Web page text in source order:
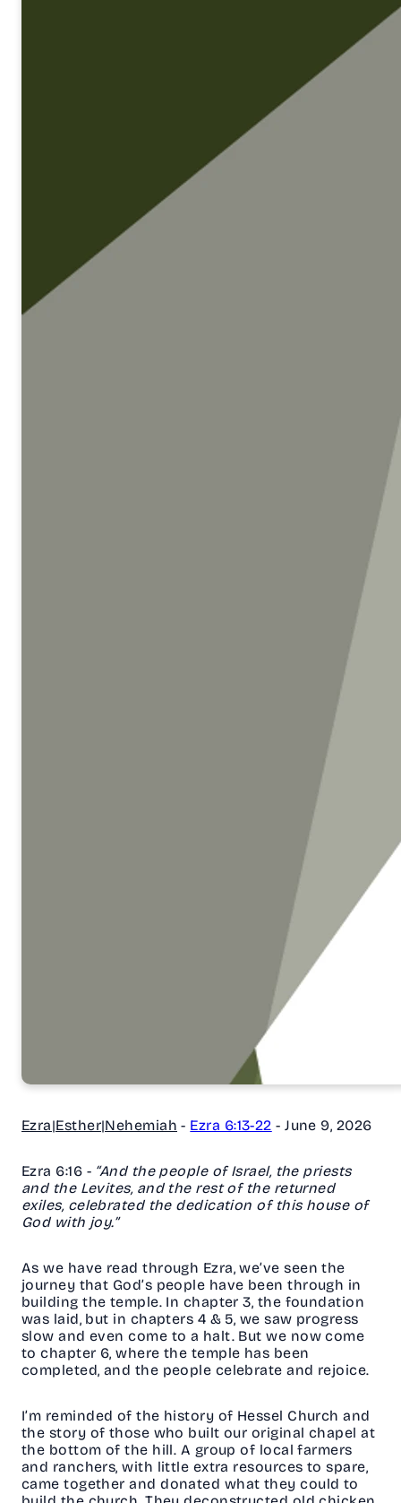
Ezra|Esther|Nehemiah - Ezra 6:13-22 - June 9, 2026
Ezra 6:16 - “And the people of Israel, the priests
and the Levites, and the rest of the returned
exiles, celebrated the dedication of this house of
God with joy.”
As we have read through Ezra, we’ve seen the
journey that God’s people have been through in
building the temple. In chapter 3, the foundation
was laid, but in chapters 4 & 5, we saw progress
slow and even come to a halt. But we now come
to chapter 6, where the temple has been
completed, and the people celebrate and rejoice.
I’m reminded of the history of Hessel Church and
the story of those who built our original chapel at
the bottom of the hill. A group of local farmers
and ranchers, with little extra resources to spare,
came together and donated what they could to